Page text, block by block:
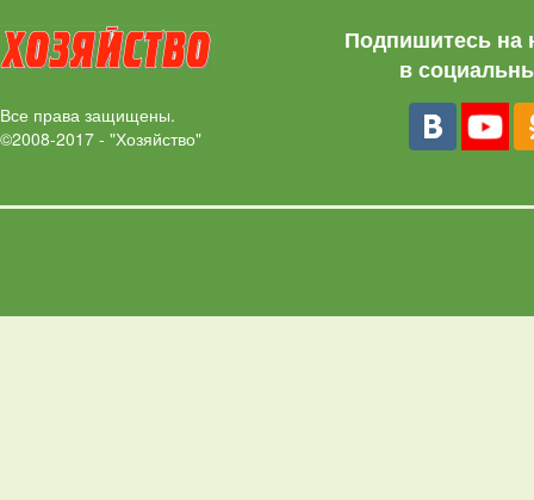
Все права защищены.
©2008-2017 - "Хозяйство"
Подпишитесь на
в